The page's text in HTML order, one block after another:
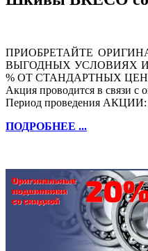
ПРИОБРЕТАЙТЕ
ВЫГОДНЫХ УСЛОВИЯХ
% ОТ СТАНДАРТНЫХ
Акция проводится в связи с
Период проведения АКЦИИ:
ПОДРОБНЕЕ ...